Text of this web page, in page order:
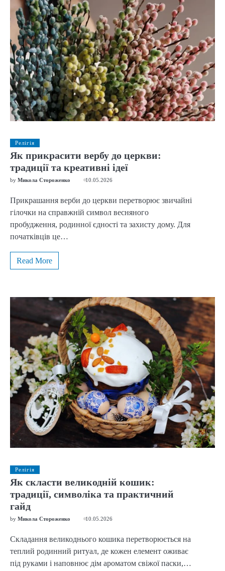
Релігія
Як прикрасити вербу до церкви:
традиції та креативні ідеї
by Микола Стороженко 10.05.2026
Прикрашання верби до церкви перетворює звичайні
гілочки на справжній символ весняного
пробудження, родинної єдності та захисту дому. Для
початківців це…
Read More
Релігія
Як скласти великодній кошик:
традиції, символіка та практичний
гайд
by Микола Стороженко 10.05.2026
Складання великоднього кошика перетворюється на
теплий родинний ритуал, де кожен елемент оживає
під руками і наповнює дім ароматом свіжої паски,…